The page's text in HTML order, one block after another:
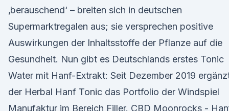
‚berauschend‘ – breiten sich in deutschen
Supermarktregalen aus; sie versprechen positive
Auswirkungen der Inhaltsstoffe der Pflanze auf die
Gesundheit. Nun gibt es Deutschlands erstes Tonic
Water mit Hanf-Extrakt: Seit Dezember 2019
der Herbal Hanf Tonic das Portfolio der Windspiel
Manufaktur im Bereich Filler. CBD Moonrocks -